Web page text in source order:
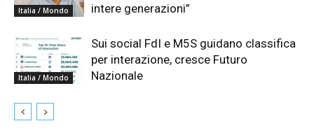
Italia / Mondo
intere generazioni”
Italia / Mondo
Sui social FdI e M5S guidano classifica
per interazione, cresce Futuro
Nazionale